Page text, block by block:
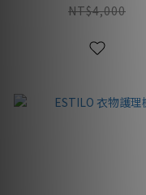
NT$4,000